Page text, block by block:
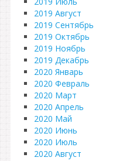
2019 Август
2019 Сентябрь
2019 Октябрь
2019 Ноябрь
2019 Декабрь
2020 Январь
2020 Февраль
2020 Март
2020 Апрель
2020 Май
2020 Июнь
2020 Июль
2020 Август